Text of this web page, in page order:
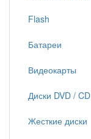
Flash
Батареи
Видеокарты
Диски DVD / CD
Жесткие диски